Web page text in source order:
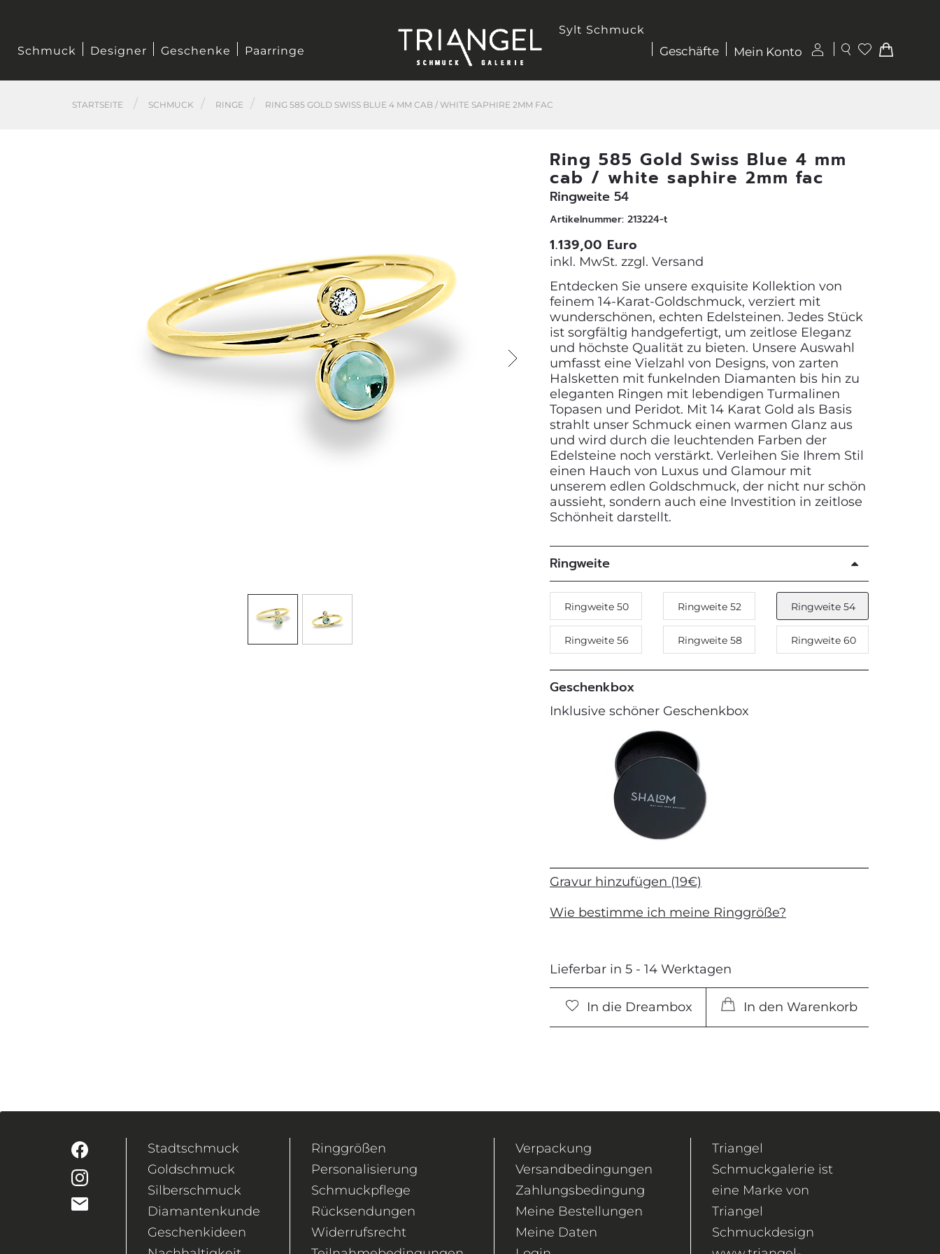
Schmuck Designer Geschenke Paarringe
Sylt Schmuck
Geschäfte Mein Konto
STARTSEITE SCHMUCK RINGE RING 585 GOLD SWISS BLUE 4 MM CAB / WHITE SAPHIRE 2MM FAC
Next
Ring 585 Gold Swiss Blue 4 mm
cab / white saphire 2mm fac
Ringweite 54
Artikelnummer: 213224-t
1.139,00 Euro
inkl. MwSt. zzgl. Versand
Entdecken Sie unsere exquisite Kollektion von
feinem 14-Karat-Goldschmuck, verziert mit
wunderschönen, echten Edelsteinen. Jedes Stück
ist sorgfältig handgefertigt, um zeitlose Eleganz
und höchste Qualität zu bieten. Unsere Auswahl
umfasst eine Vielzahl von Designs, von zarten
Halsketten mit funkelnden Diamanten bis hin zu
eleganten Ringen mit lebendigen Turmalinen
Topasen und Peridot. Mit 14 Karat Gold als Basis
strahlt unser Schmuck einen warmen Glanz aus
und wird durch die leuchtenden Farben der
Edelsteine noch verstärkt. Verleihen Sie Ihrem Stil
einen Hauch von Luxus und Glamour mit
unserem edlen Goldschmuck, der nicht nur schön
aussieht, sondern auch eine Investition in zeitlose
Schönheit darstellt.
Ringweite
Ringweite 50 Ringweite 52 Ringweite 54
Ringweite 56 Ringweite 58 Ringweite 60
Geschenkbox
Inklusive schöner Geschenkbox
Gravur hinzufügen (19€)
Wie bestimme ich meine Ringgröße?
Lieferbar in 5 - 14 Werktagen
In die Dreambox In den Warenkorb
Stadtschmuck
Goldschmuck
Silberschmuck
Diamantenkunde
Geschenkideen
Ringgrößen
Personalisierung
Schmuckpflege
Rücksendungen
Widerrufsrecht
Verpackung
Versandbedingungen
Zahlungsbedingung
Meine Bestellungen
Meine Daten
Triangel
Schmuckgalerie ist
eine Marke von
Triangel
Schmuckdesign